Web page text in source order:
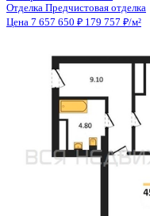
2 кв 2027
1-комнатная квартира,
Воронеж, Академика